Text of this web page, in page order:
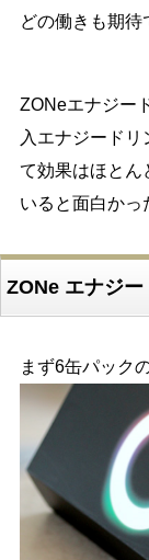
どの働きも期待
ZONeエナジー
入エナジードリ
て効果はほとん
いると面白かっ
ZONe エナジ
まず6缶パック